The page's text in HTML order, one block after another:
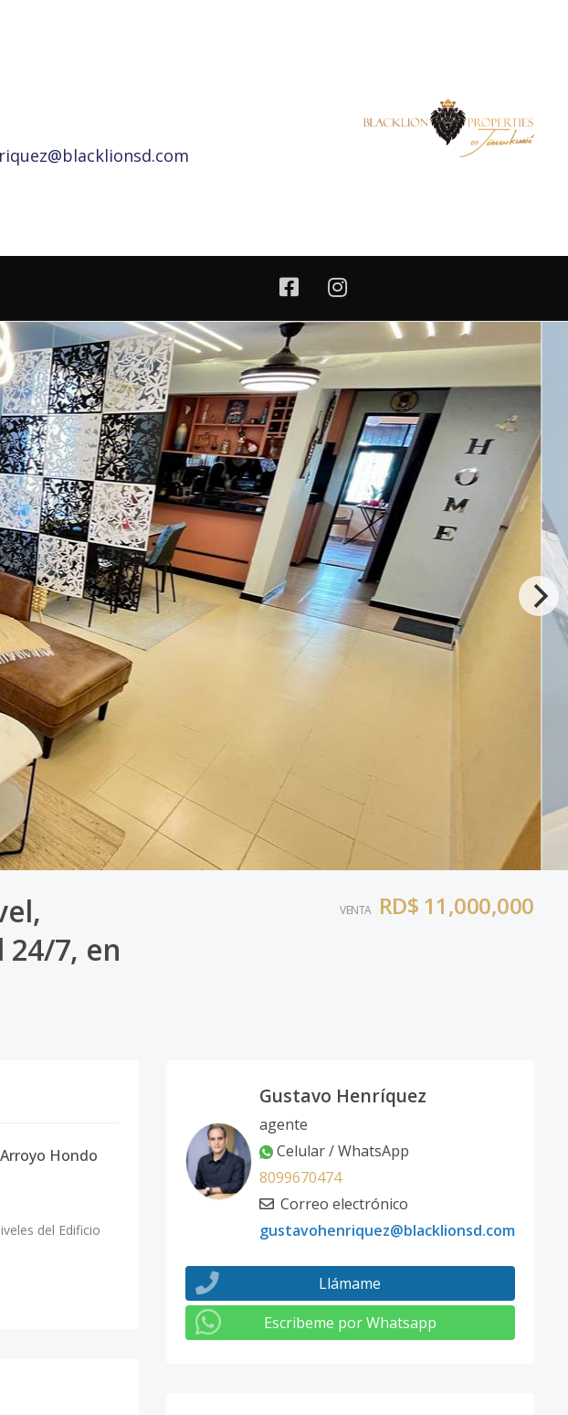
7, en
VENTA RD$ 11,000,000
Hondo
del Edificio
Gustavo Henríquez
agente
Celular / WhatsApp
8099670474
Correo electrónico
gustavohenriquez@blacklionsd.com
Llámame
Escribeme por Whatsapp
en venta por RD$11,000,000 - Black Lion Properties